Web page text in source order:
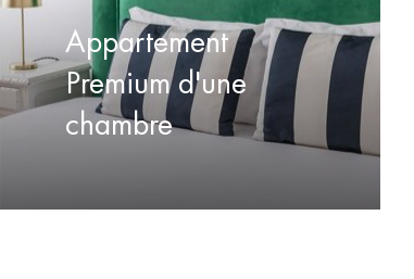
Appartement
Premium d'une
chambre